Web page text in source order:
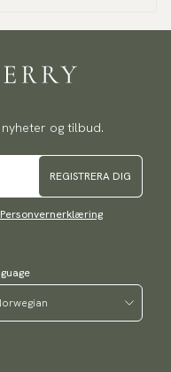
og tilbud.
REGISTRERA DIG
Personvernerklæring